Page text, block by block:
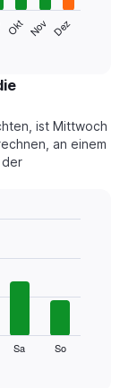
Okt Nov Dez
ist Mittwoch
an einem
der
Sa So